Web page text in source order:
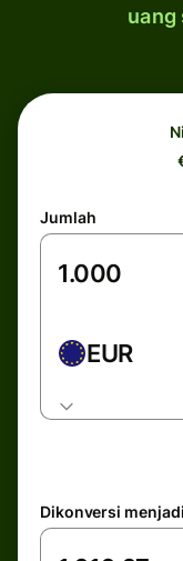
uang
Jumlah
EUR
Dikonversi menjadi